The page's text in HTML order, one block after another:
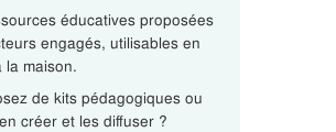
éducatives proposées
engagés, utilisables en
la maison.
de kits pédagogiques ou
créer et les diffuser ?